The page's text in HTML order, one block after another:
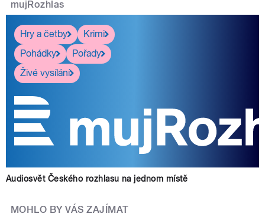
mujRozhlas
Hry a četby
Krimi
Pohádky
Pořady
Živé vysílání
Audiosvět Českého rozhlasu na jednom místě
MOHLO BY VÁS ZAJÍMAT